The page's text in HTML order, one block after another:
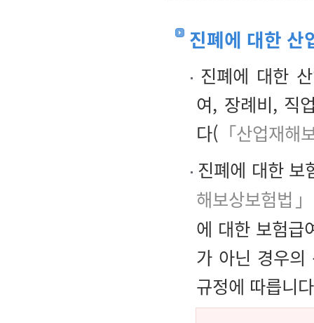
진폐에 대한 산
진폐에 대한
여, 장례비, 직
다( 「산업재
진폐에 대한 보
해보상보험법
에 대한 보험급
가 아닌 경우의
규정에 따릅니